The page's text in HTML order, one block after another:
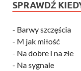
SPRAWDŹ
- Barwy szczęścia
- M jak miłość
- Na dobre i na złe
- Na sygnale